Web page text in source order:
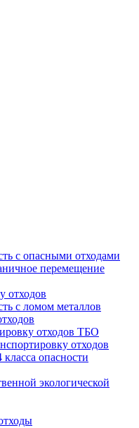
с опасными отходами
перемещение
отходов
с ломом металлов
отходов ТБО
отходов
опасности
экологической